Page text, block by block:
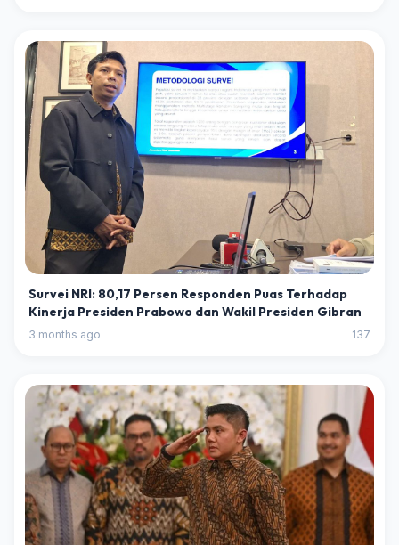
Survei NRI: 80,17 Persen Responden Puas Terhadap
Kinerja Presiden Prabowo dan Wakil Presiden Gibran
3 months ago 137